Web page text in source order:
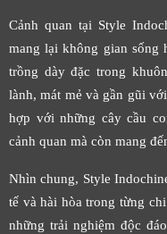
Cảnh quan tại Style
mang lại không gian sống
trồng dày đặc trong
lành, mát mẻ và gần gũi
hợp với những cây cầu
cảnh quan mà còn mang
Nhìn chung, Style
tế và hài hòa trong từng
những trải nghiệm độc